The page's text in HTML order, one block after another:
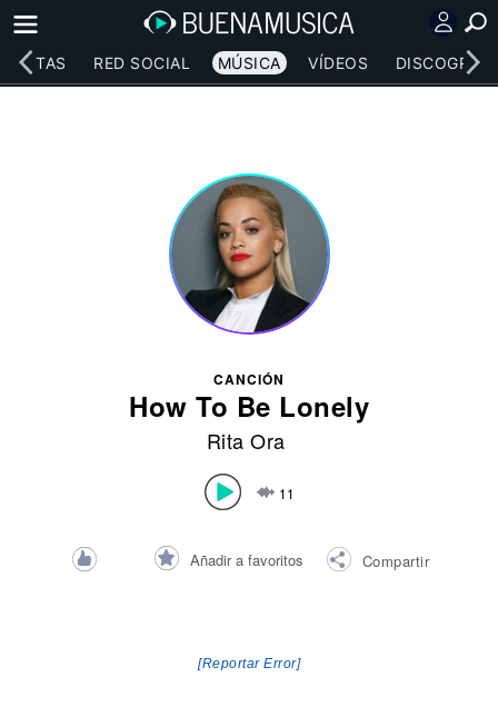
RED SOCIAL MÚSICA VÍDEOS
CANCIÓN
How To Be Lonely
Rita Ora
11
Añadir a favoritos Compartir
[Reportar Error]